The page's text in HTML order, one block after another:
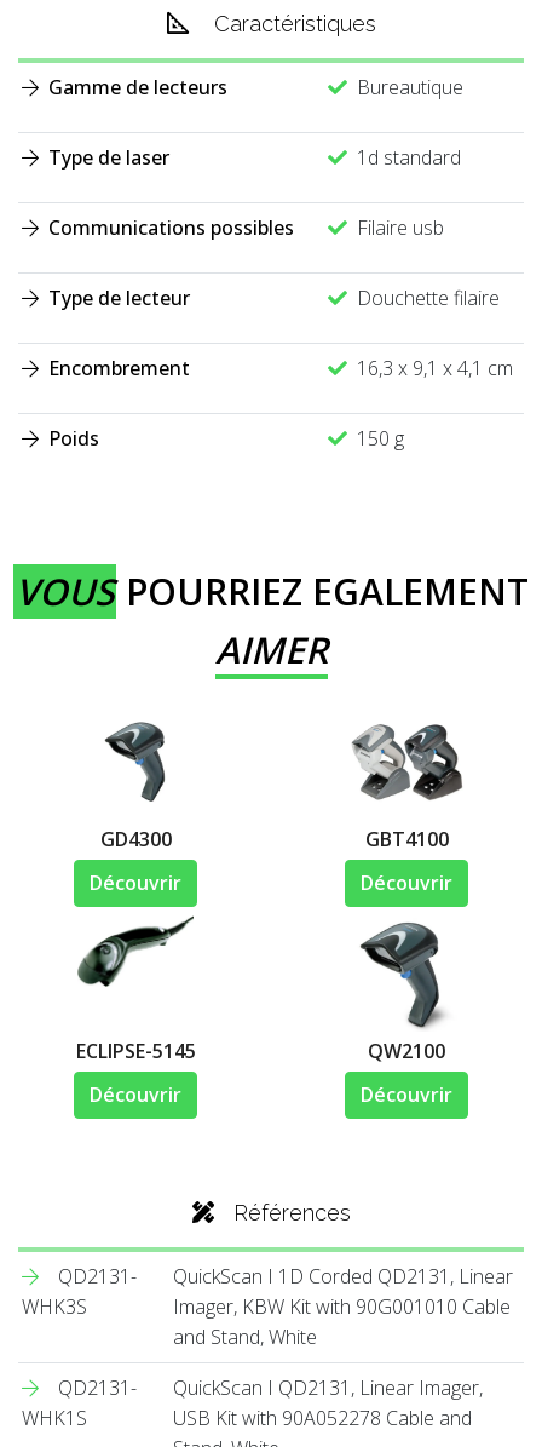
Caractéristiques
Gamme de lecteurs Bureautique
Type de laser 1d standard
Communications possibles Filaire usb
Type de lecteur Douchette filaire
Encombrement 16,3 x 9,1 x 4,1 cm
Poids 150 g
VOUSPOURRIEZ EGALEMENT
AIMER
GD4300
Découvrir
GBT4100
Découvrir
ECLIPSE-5145
Découvrir
QW2100
Découvrir
Références
QD2131-
WHK3S
QuickScan I 1D Corded QD2131, Linear
Imager, KBW Kit with 90G001010 Cable
and Stand, White
QD2131-
WHK1S
QuickScan I QD2131, Linear Imager,
USB Kit with 90A052278 Cable and